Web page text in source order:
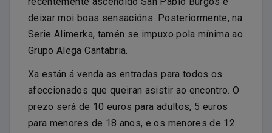
deixar moi boas sensacións. Posteriormente, na
Serie Alimerka, tamén se impuxo pola mínima ao
Grupo Alega Cantabria.
Xa están á venda as entradas para todos os
afeccionados que queiran asistir ao encontro. O
prezo será de 10 euros para adultos, 5 euros
para menores de 18 anos, e os menores de 12